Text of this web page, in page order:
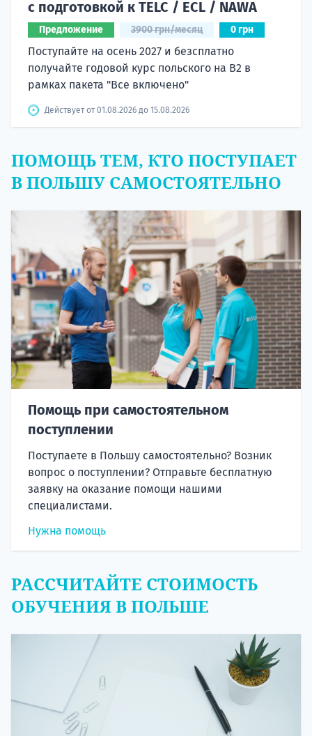
с подготовкой к TELC / ECL / NAWA
Предложение 3900 грн/месяц 0 грн
Поступайте на осень 2027 и безсплатно
получайте годовой курс польского на B2 в
рамках пакета "Все включено"
Действует от 01.08.2026 до 15.08.2026
ПОМОЩЬ ТЕМ, КТО ПОСТУПАЕТ
В ПОЛЬШУ САМОСТОЯТЕЛЬНО
Помощь при самостоятельном
поступлении
Поступаете в Польшу самостоятельно? Возник
вопрос о поступлении? Отправьте бесплатную
заявку на оказание помощи нашими
специалистами.
Нужна помощь
РАССЧИТАЙТЕ СТОИМОСТЬ
ОБУЧЕНИЯ В ПОЛЬШЕ